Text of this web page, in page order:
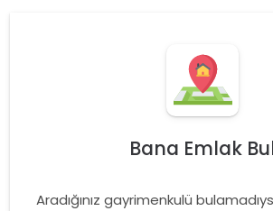
Bana Emlak
Aradığınız gayrimenkulü